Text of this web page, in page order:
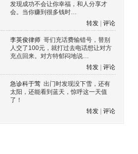
发现成功不会让你幸福，和人分享才
会。当你赚到很多钱时…
转发
评论
李英俊律师 哥们充话费输错号，替别
人交了100元，就打过去电话想让对方
充点回来。对方特郁闷地说…
转发
评论
急诊科于莺 出门时发现没下雪，还有
太阳，还能看到蓝天，惊呼这一天值
了！
转发
评论